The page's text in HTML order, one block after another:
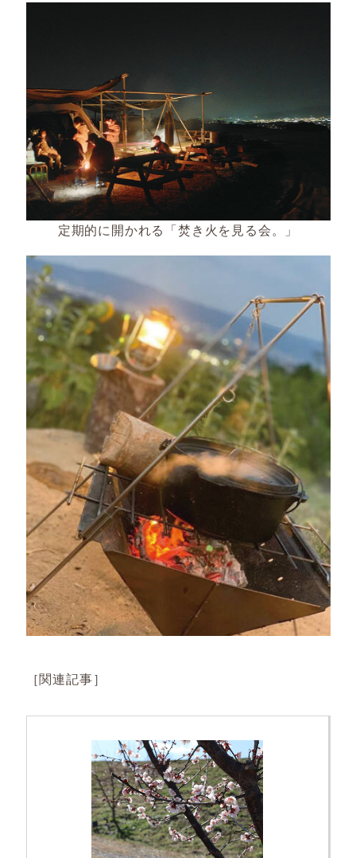
定期的に開かれる「焚き火を見る会。」
［関連記事］